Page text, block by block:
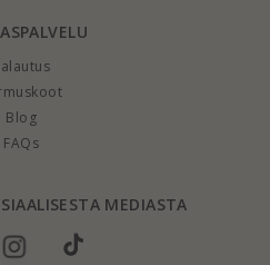
Blog
FAQs
MEDIASTA